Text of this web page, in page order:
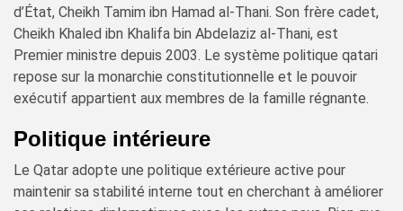
d’État, Cheikh Tamim ibn Hamad al-Thani. Son frère cadet,
Cheikh Khaled ibn Khalifa bin Abdelaziz al-Thani, est
Premier ministre depuis 2003. Le système politique qatari
repose sur la monarchie constitutionnelle et le pouvoir
exécutif appartient aux membres de la famille régnante.
Politique intérieure
Le Qatar adopte une politique extérieure active pour
maintenir sa stabilité interne tout en cherchant à améliorer